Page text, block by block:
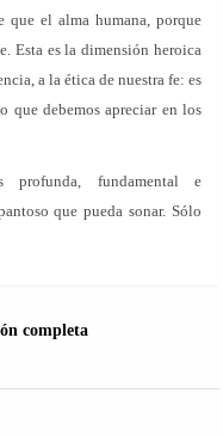
que el alma humana, porque
Esta es la dimensión heroica
a la ética de nuestra fe: es
que debemos apreciar en los
profunda, fundamental e
que pueda sonar. Sólo
completa